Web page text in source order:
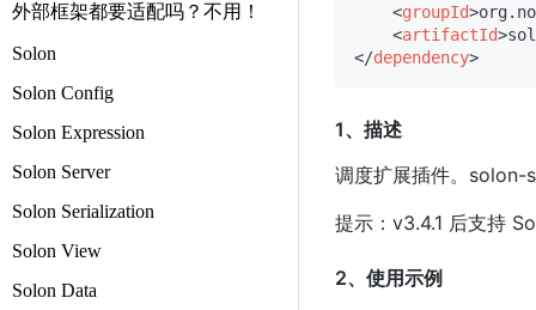
外部框架都要适配吗？不用！
Solon
Solon Config
Solon Expression
Solon Server
Solon Serialization
Solon View
Solon Data
<groupId>
<artifactId>
</dependency>
1、描述
调度扩展插件。solon-
提示：v3.4.1 后支持
2、使用示例